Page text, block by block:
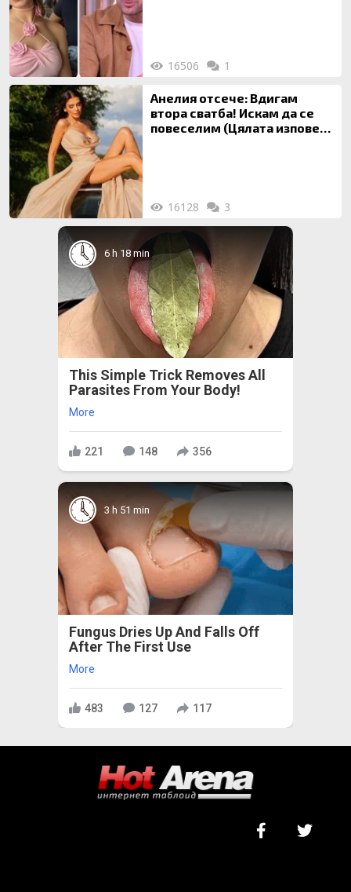
16506 1
Анелия отсече: Вдигам
втора сватба! Искам да се
повеселим (Цялата изповед
16128 3
6 h 18 min
This Simple Trick Removes All
Parasites From Your Body!
More
221 148 356
3 h 51 min
Fungus Dries Up And Falls Off
After The First Use
More
483 127 117